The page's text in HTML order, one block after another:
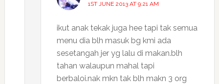
1ST JUNE 2013 AT 9:21 AM
ikut anak tekak juga hee tapi tak semua
menu dia blh masuk bg kmi ada
sesetangah jer yg lalu di makan.blh
tahan walaupun mahal tapi
berbaloi.nak mkn tak blh makn 3 org